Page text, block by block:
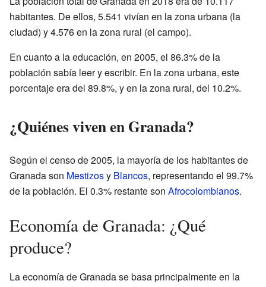
habitantes. De ellos, 5.541 vivían en la zona urbana (la
ciudad) y 4.576 en la zona rural (el campo).
En cuanto a la educación, en 2005, el 86.3% de la
población sabía leer y escribir. En la zona urbana, este
porcentaje era del 89.8%, y en la zona rural, del 10.2%.
¿Quiénes viven en Granada?
Según el censo de 2005, la mayoría de los habitantes de
Granada son Mestizosy Blancos, representando el 99.7%
de la población. El 0.3% restante son Afrocolombianos.
Economía de Granada: ¿Qué
produce?
La economía de Granada se basa principalmente en la